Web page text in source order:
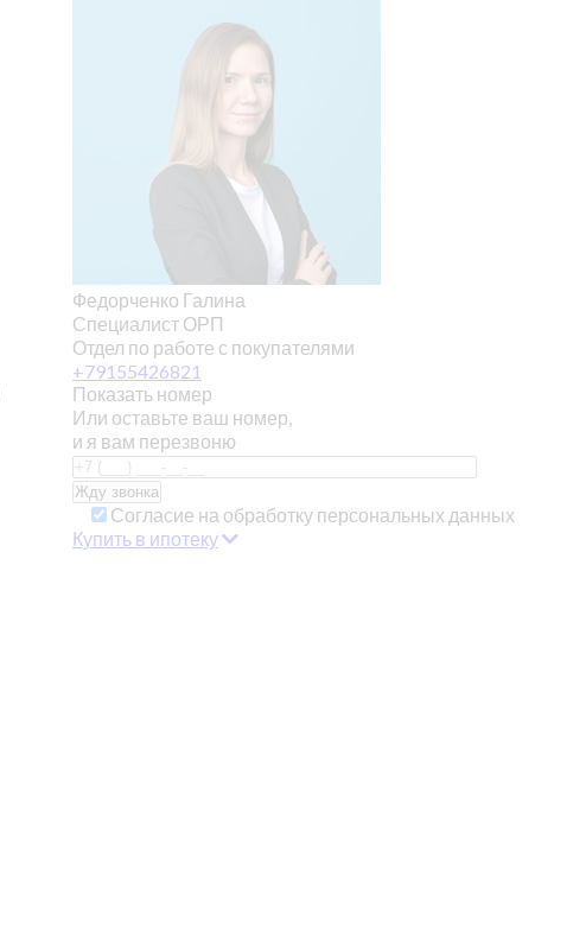
Федорченко Галина
Специалист ОРП
Отдел по работе с покупателями
+79155426821
Показать номер
Или оставьте ваш номер,
и я вам перезвоню
Согласие на обработку персональных данных
Купить в ипотеку